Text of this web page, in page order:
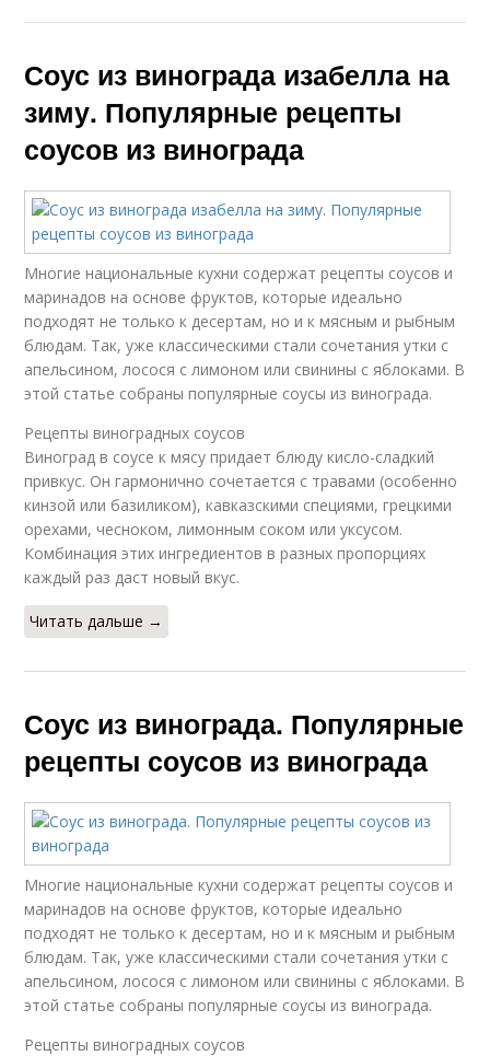
Соус из винограда изабелла на
зиму. Популярные рецепты
соусов из винограда
Многие национальные кухни содержат рецепты соусов и
маринадов на основе фруктов, которые идеально
подходят не только к десертам, но и к мясным и рыбным
блюдам. Так, уже классическими стали сочетания утки с
апельсином, лосося с лимоном или свинины с яблоками. В
этой статье собраны популярные соусы из винограда.
Рецепты виноградных соусов
Виноград в соусе к мясу придает блюду кисло-сладкий
привкус. Он гармонично сочетается с травами (особенно
кинзой или базиликом), кавказскими специями, грецкими
орехами, чесноком, лимонным соком или уксусом.
Комбинация этих ингредиентов в разных пропорциях
каждый раз даст новый вкус.
Читать дальше →
Соус из винограда. Популярные
рецепты соусов из винограда
Многие национальные кухни содержат рецепты соусов и
маринадов на основе фруктов, которые идеально
подходят не только к десертам, но и к мясным и рыбным
блюдам. Так, уже классическими стали сочетания утки с
апельсином, лосося с лимоном или свинины с яблоками. В
этой статье собраны популярные соусы из винограда.
Рецепты виноградных соусов